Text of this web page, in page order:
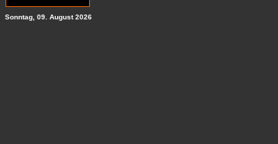
Sonntag, 09. August 2026